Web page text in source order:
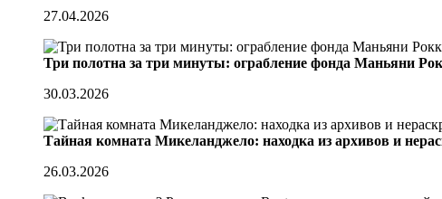
27.04.2026
Три полотна за три минуты: ограбление фонда Маньяни
30.03.2026
Тайная комната Микеланджело: находка из архивов и
26.03.2026